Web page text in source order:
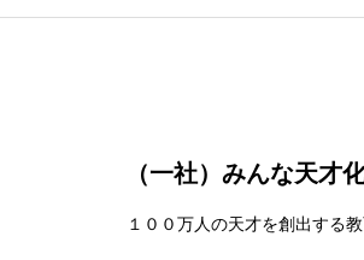
（一社）みんな天才
１００万人の天才を創出する